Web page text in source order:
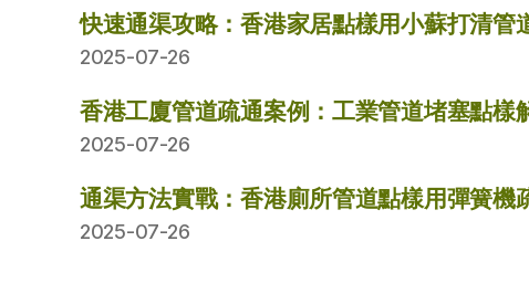
快速通渠攻略：香港家居點樣用小蘇打清管
2025-07-26
香港工廈管道疏通案例：工業管道堵塞點樣
2025-07-26
通渠方法實戰：香港廁所管道點樣用彈簧機
2025-07-26